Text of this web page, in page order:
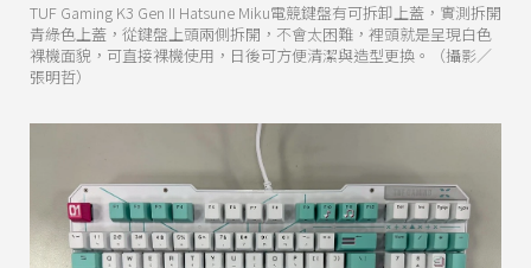
TUF Gaming K3 Gen II Hatsune Miku電競鍵盤有可拆卸上蓋，實測拆開
青綠色上蓋，從鍵盤上頭兩側拆開，不會太困難，裡頭就是呈現白色
裸機面貌，可直接裸機使用，日後可方便清潔與造型更換。（攝影／
張明哲）